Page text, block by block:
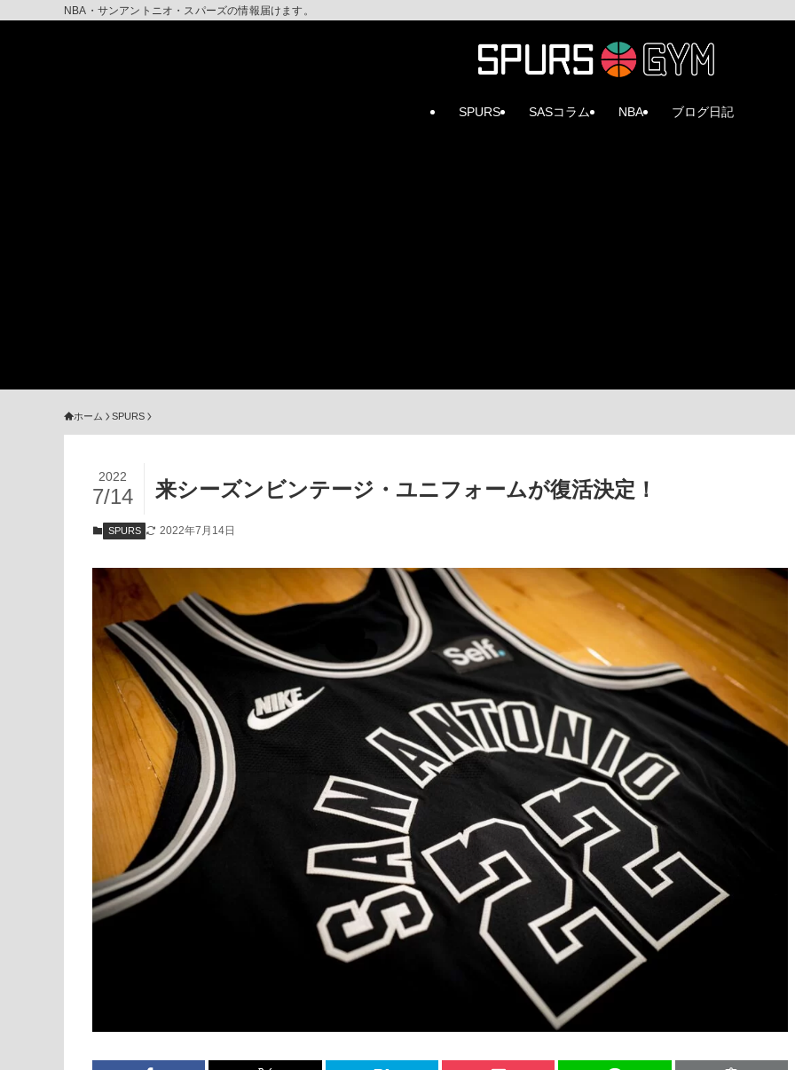
NBA・サンアントニオ・スパーズの情報届けます。
SPURS SASコラム NBA ブログ日記
ホーム SPURS
来シーズンビンテージ・ユニフォームが復活決定！
2022
7/14
SPURS 2022年7月14日